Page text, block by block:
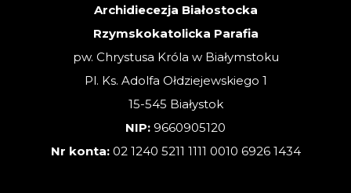
Archidiecezja Białostocka
Rzymskokatolicka Parafia
pw. Chrystusa Króla w Białymstoku
Pl. Ks. Adolfa Ołdziejewskiego 1
15-545 Białystok
NIP: 9660905120
Nr konta: 02 1240 5211 1111 0010 6926 1434